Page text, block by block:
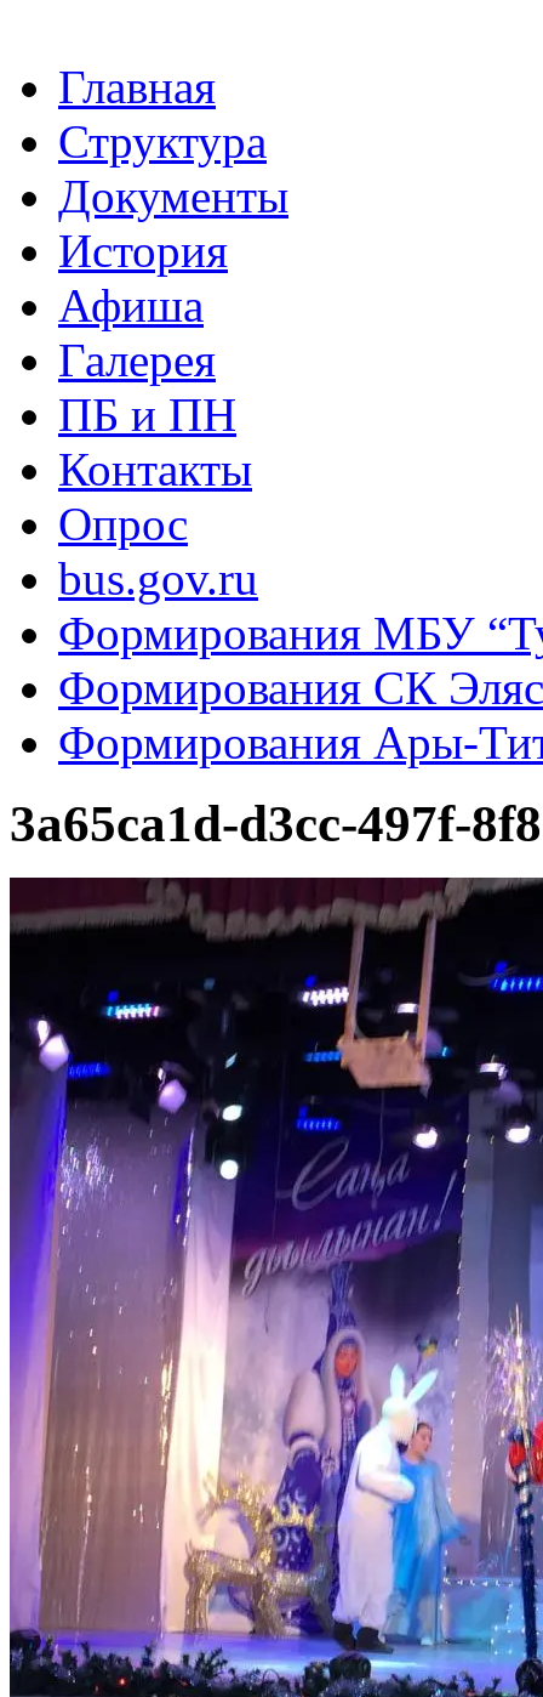
Главная
Структура
Документы
История
Афиша
Галерея
ПБ и ПН
Контакты
Опрос
bus.gov.ru
Формирования МБУ
Формирования СК
Формирования Ары-
3a65ca1d-d3cc-497f-